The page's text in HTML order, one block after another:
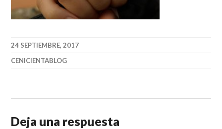
24 SEPTIEMBRE, 2017
CENICIENTABLOG
Deja una respuesta